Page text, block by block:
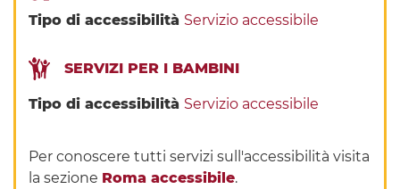
Tipo di accessibilità Servizio accessibile
SERVIZI PER I BAMBINI
Tipo di accessibilità Servizio accessibile
Per conoscere tutti servizi sull'accessibilità visita
la sezione Roma accessibile.